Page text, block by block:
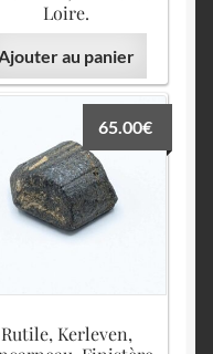
Loire.
Ajouter au panier
Rutile, Kerleven,
65.00€